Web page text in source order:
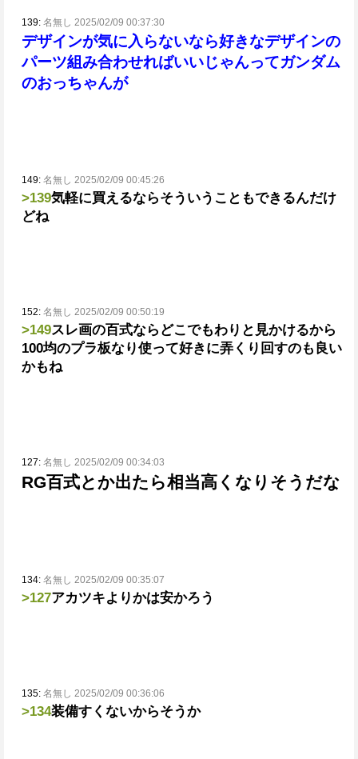
139: 名無し 2025/02/09 00:37:30
デザインが気に入らないなら好きなデザインの
パーツ組み合わせればいいじゃんってガンダム
のおっちゃんが
149: 名無し 2025/02/09 00:45:26
>139気軽に買えるならそういうこともできるんだけ
どね
152: 名無し 2025/02/09 00:50:19
>149スレ画の百式ならどこでもわりと見かけるから
100均のプラ板なり使って好きに弄くり回すのも良い
かもね
127: 名無し 2025/02/09 00:34:03
RG百式とか出たら相当高くなりそうだな
134: 名無し 2025/02/09 00:35:07
>127アカツキよりかは安かろう
135: 名無し 2025/02/09 00:36:06
>134装備すくないからそうか